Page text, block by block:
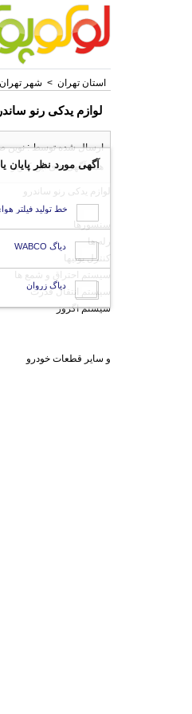
استان تهران > شهر تهران
لوازم یدکی رنو
ارسال شده توسط : نوین
همه آگهی های این کاربر
لوازم یدکی رنو ساندرو
سنسورها
رله ها
کنترل یونیها
سیستم احتراق و شمع ها
سیستم انتقال قدرت
سیستم اگزوز
و سایر قطعات خودرو
آگهی مورد نظر پایان
خط تولید فیلتر
دیاگ WABCO
دیاگ زروان